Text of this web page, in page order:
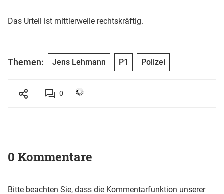
Das Urteil ist mittlerweile rechtskräftig.
Themen: Jens Lehmann P1 Polizei
0
0 Kommentare
Bitte beachten Sie, dass die Kommentarfunktion unserer